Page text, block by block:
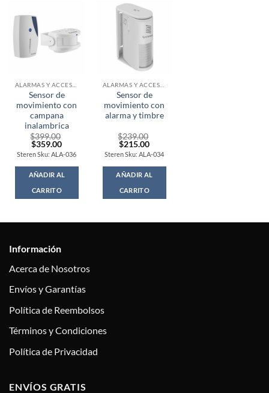
Sensor de
movimiento con
campana
inalambrica
$399.00
Original
price
was:
$399.00.
$359.00Current
price
is:
$359.00.
Steren Sku: ALA-036
AÑADIR AL
CARRITO
Sensor de
movimiento con
alarma y timbre
$239.00
Original
price
was:
$239.00.
$215.00Current
price
is:
$215.00.
Steren Sku: ALA-034
AÑADIR AL
CARRITO
Información
Acerca de Nosotros
Envíos y Garantías
Política de Reembolsos
Términos y Condiciones
Política de Privacidad
ENVÍOS GRATIS